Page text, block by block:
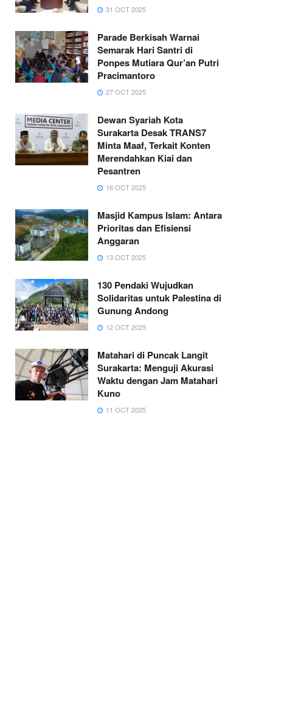
31 OCT 2025
Parade Berkisah Warnai
Semarak Hari Santri di
Ponpes Mutiara Qur’an Putri
Pracimantoro
27 OCT 2025
Dewan Syariah Kota
Surakarta Desak TRANS7
Minta Maaf, Terkait Konten
Merendahkan Kiai dan
Pesantren
16 OCT 2025
Masjid Kampus Islam: Antara
Prioritas dan Efisiensi
Anggaran
13 OCT 2025
130 Pendaki Wujudkan
Solidaritas untuk Palestina di
Gunung Andong
12 OCT 2025
Matahari di Puncak Langit
Surakarta: Menguji Akurasi
Waktu dengan Jam Matahari
Kuno
11 OCT 2025